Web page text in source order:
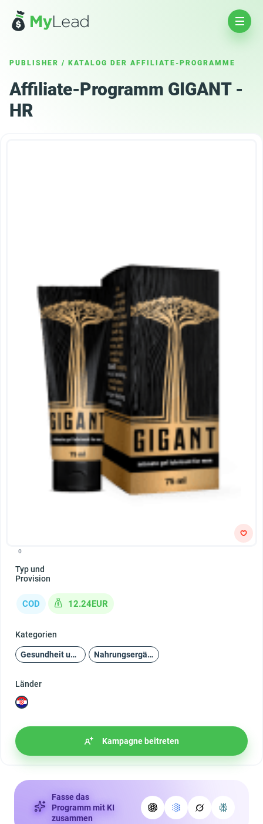
PUBLISHER / KATALOG DER AFFILIATE-PROGRAMME
Affiliate-Programm GIGANT -
HR
0
Typ und
Provision
COD 12.24EUR
Kategorien
Gesundheit und Schönheit Nahrungsergänzungsmittel
Länder
Kampagne beitreten
Fasse das
Programm mit KI
zusammen